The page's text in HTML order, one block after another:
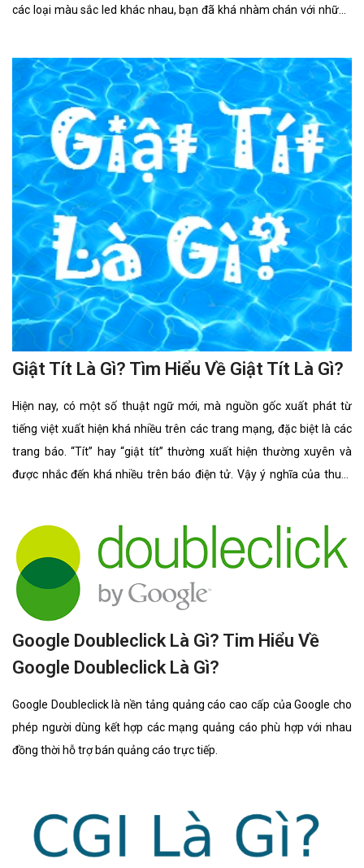
các loại màu sắc led khác nhau, bạn đã khá nhàm chán với những
Giật Tít Là Gì? Tìm Hiểu Về Giật Tít Là Gì?
Hiện nay, có một số thuật ngữ mới, mà nguồn gốc xuất phát từ
tiếng việt xuất hiện khá nhiều trên các trang mạng, đặc biệt là các
trang báo. “Tít” hay “giật tít” thường xuất hiện thường xuyên và
được nhắc đến khá nhiều trên báo điện tử. Vậy ý nghĩa của thuật
Google Doubleclick Là Gì? Tim Hiểu Về
Google Doubleclick Là Gì?
Google Doubleclick là nền tảng quảng cáo cao cấp của Google cho
phép người dùng kết hợp các mạng quảng cáo phù hợp với nhau
đồng thời hỗ trợ bán quảng cáo trực tiếp.